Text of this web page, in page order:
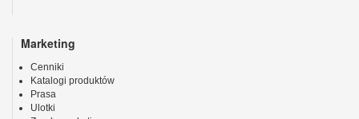
Marketing
Cenniki
Katalogi produktów
Prasa
Ulotki